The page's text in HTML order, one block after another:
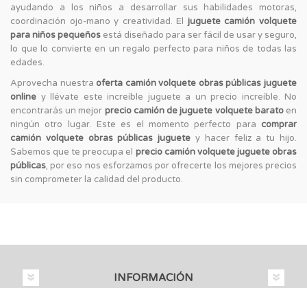
ayudando a los niños a desarrollar sus habilidades motoras,
coordinación ojo-mano y creatividad. El juguete camión volquete
para niños pequeños está diseñado para ser fácil de usar y seguro,
lo que lo convierte en un regalo perfecto para niños de todas las
edades.
Aprovecha nuestra oferta camión volquete obras públicas juguete
online y llévate este increíble juguete a un precio increíble. No
encontrarás un mejor precio camión de juguete volquete baratoen
ningún otro lugar. Este es el momento perfecto para comprar
camión volquete obras públicas juguete y hacer feliz a tu hijo.
Sabemos que te preocupa el precio camión volquete juguete obras
públicas, por eso nos esforzamos por ofrecerte los mejores precios
sin comprometer la calidad del producto.
INFORMACIÓN